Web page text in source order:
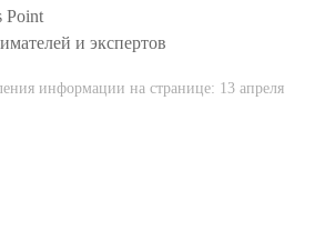
Point
и экспертов
информации на странице: 13 апреля